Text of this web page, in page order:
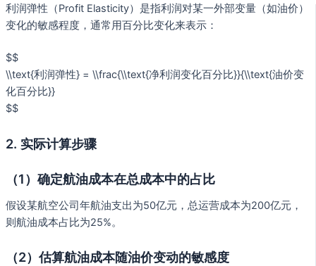
利润弹性（Profit Elasticity）是指利润对某一外部变量（如油价）
变化的敏感程度，通常用百分比变化来表示：
$$
\\text{利润弹性} = \\frac{\\text{净利润变化百分比}}{\\text{油价变
化百分比}}
$$
2. 实际计算步骤
（1）确定航油成本在总成本中的占比
假设某航空公司年航油支出为50亿元，总运营成本为200亿元，
则航油成本占比为25%。
（2）估算航油成本随油价变动的敏感度